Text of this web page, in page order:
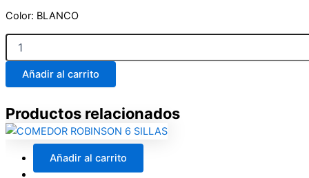
Color: BLANCO
DESAYUNADOR
BANCOS
MADERA
cantidad
Añadir al carrito
Productos relacionados
Añadir al carrito